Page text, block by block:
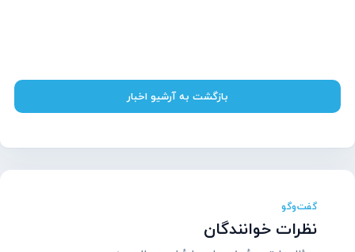
بازگشت به آرشیو اخبار
گفت‌وگو
نظرات خوانندگان